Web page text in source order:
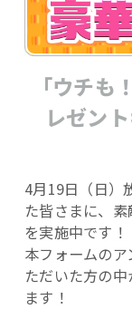
「ウチ
レゼン
4月19日（日）
た皆さまに、
を実施中です！
本フォームの
ただいた方の
ます！